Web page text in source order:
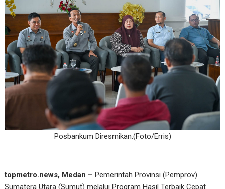
Posbankum Diresmikan.(Foto/Erris)
topmetro.news, Medan – Pemerintah Provinsi (Pemprov)
Sumatera Utara (Sumut) melalui Program Hasil Terbaik Cepat